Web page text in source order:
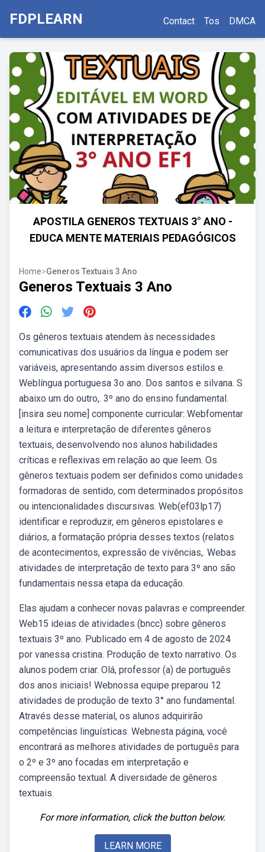
FDPLEARN Contact Tos DMCA
APOSTILA GENEROS TEXTUAIS 3° ANO -
EDUCA MENTE MATERIAIS PEDAGÓGICOS
Home>Generos Textuais 3 Ano
Generos Textuais 3 Ano
Os gêneros textuais atendem às necessidades
comunicativas dos usuários da língua e podem ser
variáveis, apresentando assim diversos estilos e.
Weblíngua portuguesa 3o ano. Dos santos e silvana. S
abaixo um do outro,. 3º ano do ensino fundamental.
[insira seu nome] componente curricular: Webfomentar
a leitura e interpretação de diferentes gêneros
textuais, desenvolvendo nos alunos habilidades
críticas e reflexivas em relação ao que leem. Os
gêneros textuais podem ser definidos como unidades
formadoras de sentido, com determinados propósitos
ou intencionalidades discursivas. Web(ef03lp17)
identificar e reproduzir, em gêneros epistolares e
diários, a formatação própria desses textos (relatos
de acontecimentos, expressão de vivências,. Webas
atividades de interpretação de texto para 3º ano são
fundamentais nessa etapa da educação.
Elas ajudam a conhecer novas palavras e compreender.
Web15 ideias de atividades (bncc) sobre gêneros
textuais 3º ano. Publicado em 4 de agosto de 2024
por vanessa cristina. Produção de texto narrativo. Os
alunos podem criar. Olá, professor (a) de português
dos anos iniciais! Webnossa equipe preparou 12
atividades de produção de texto 3° ano fundamental.
Através desse material, os alunos adquirirão
competências linguísticas. Webnesta página, você
encontrará as melhores atividades de português para
o 2º e 3º ano focadas em interpretação e
compreensão textual. A diversidade de gêneros
textuais.
For more information, click the button below.
LEARN MORE